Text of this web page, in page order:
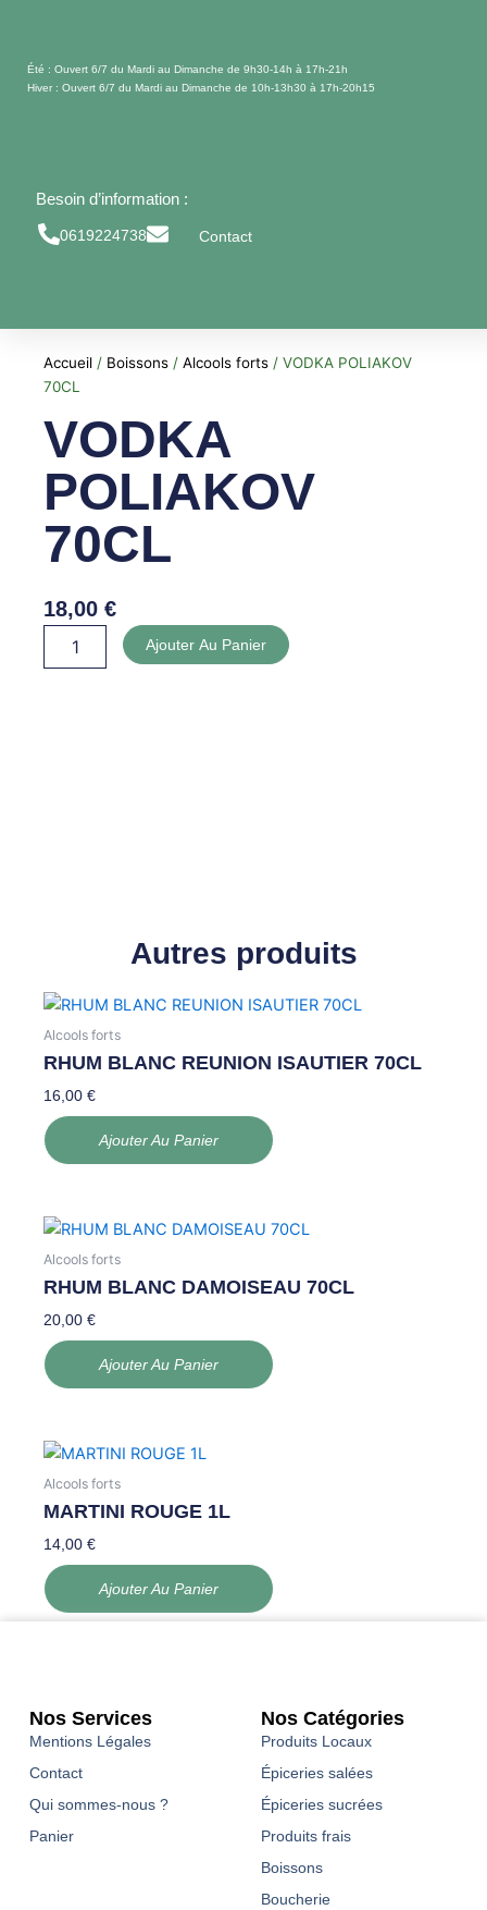
contenuÉté : Ouvert 6/7 du Mardi au Dimanche de 9h30-14h à 17h-21h
Hiver : Ouvert 6/7 du Mardi au Dimanche de 10h-13h30 à 17h-20h15
Besoin d’information :
0619224738 Contact
Accueil / Boissons /Alcools forts / VODKA POLIAKOV
70CL
VODKA
POLIAKOV
70CL
18,00€
Ajouter Au Panier
Autres produits
Alcools forts
RHUM BLANC REUNION ISAUTIER 70CL
16,00€
Ajouter Au Panier
Alcools forts
RHUM BLANC DAMOISEAU 70CL
20,00€
Ajouter Au Panier
Alcools forts
MARTINI ROUGE 1L
14,00€
Ajouter Au Panier
Nos Services
Mentions Légales
Contact
Qui sommes-nous ?
Panier
Nos Catégories
Produits Locaux
Épiceries salées
Épiceries sucrées
Produits frais
Boissons
Boucherie